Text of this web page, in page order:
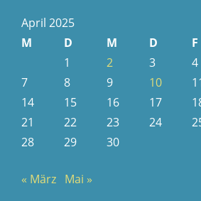
April 2025
M
D M D F
1
2 3 4
7
8 9 10
14
15 16 17
21
22 23 24
28
29 30
« März Mai »